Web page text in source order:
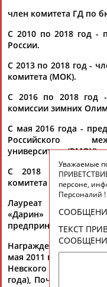
член комитета ГД по
С 2010 по 2018 год -
России.
С 2013 по 2018 год -
комитета (МОК).
С 2016 по 2018 год -
комиссии зимних
С мая 2016 года -
Российского
университета (РМОУ).
С 2018 года -
комитета России.
Лауреат
«Дарин»
предпринимательства
Награжден орденами
мая 2011 года) и IV (1
Невского (24 марта
года), Почета (24
Уважаемые
персоне,
Персоналий !
ТЕКСТ